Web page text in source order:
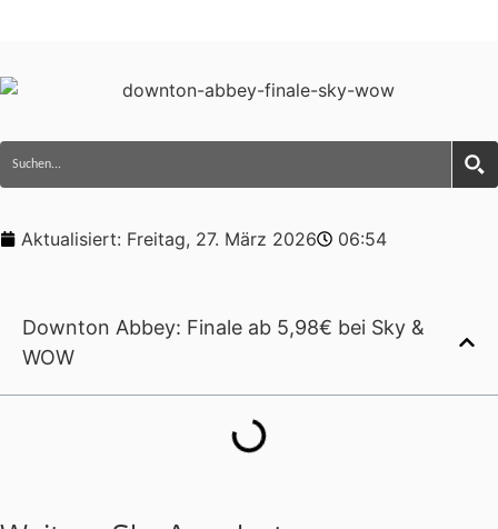
Aktualisiert: Freitag, 27. März 2026 06:54
Downton Abbey: Finale ab 5,98€ bei Sky &
WOW